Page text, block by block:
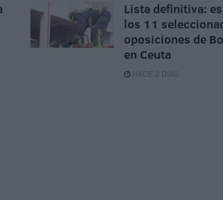
Lista definitiva:
los 11
oposiciones de
en Ceuta
HACE 2 DÍAS